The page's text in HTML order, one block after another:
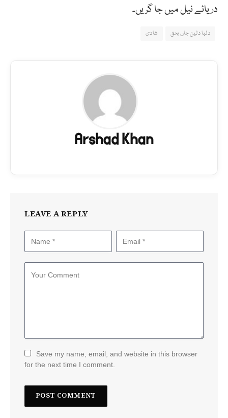
دریائے نیل میں جا گریں۔
دلہا دلہن جاں بحق شادی
Arshad Khan
LEAVE A REPLY
Save my name, email, and website in this browser
for the next time I comment.